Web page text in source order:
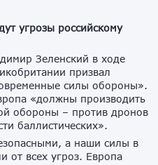
угрозы российскому
Зеленский в ходе
призвал
силы обороны».
«должны производить
обороны – против дронов
баллистических».
а наши силы в
от всех угроз. Европа